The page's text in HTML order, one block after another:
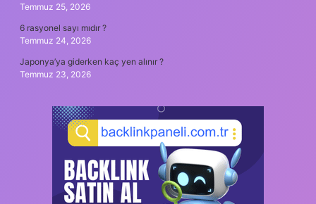
Temmuz 25, 2026
6 rasyonel sayı mıdır ?
Temmuz 24, 2026
Japonya’ya giderken kaç yen alınır ?
Temmuz 23, 2026